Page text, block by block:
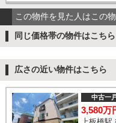
この物件を見た人はこの
同じ価格帯の物件はこちら
広さの近い物件はこちら
中古一
3,580万